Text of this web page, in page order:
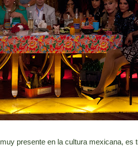
presente en la cultura mexicana, es